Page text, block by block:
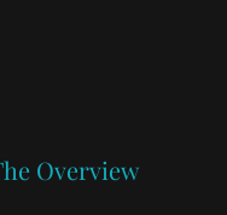
Overview